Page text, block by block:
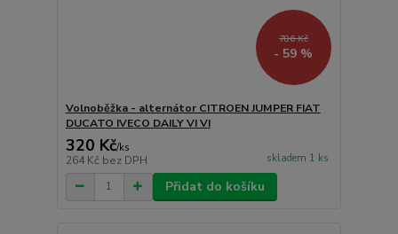
786 Kč
- 59 %
Volnoběžka - alternátor CITROEN JUMPER FIAT
DUCATO IVECO DAILY VI VI
320 Kč/ks
264 Kč bez DPH skladem 1 ks
Přidat do košíku